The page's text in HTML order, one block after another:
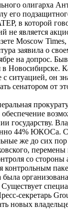
олигарха
его
в которой
не является
Moscow
заявила о
на допрос.
в Новосибирске.
ситуацией, он
сенатором от
государству.
44% ЮКОСа. С
же до сих
перемены
со
контрольным
секретарь
новых